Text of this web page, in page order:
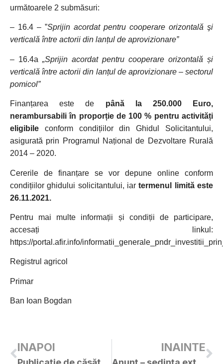
următoarele 2 submăsuri:
– 16.4 – ”Sprijin acordat pentru cooperare orizontală şi
verticală între actorii din lanțul de aprovizionare”
– 16.4a „Sprijin acordat pentru cooperare orizontală și
verticală între actorii din lanțul de aprovizionare – sectorul
pomicol”
Finanțarea este de
până la 250.000 Euro,
nerambursabili în proporție de 100 % pentru activități
eligibile conform condițiilor din Ghidul Solicitantului,
asigurată prin Programul Național de Dezvoltare Rurală
2014 – 2020.
Cererile de finanțare se vor depune online conform
condițiilor ghidului solicitantului, iartermenul limită este
26.11.2021.
Pentru mai multe informații și condiții de participare,
accesați linkul:
https://portal.afir.info/
Registrul agricol
Primar
Ban Ioan Bogdan
INAPOI INAINTE